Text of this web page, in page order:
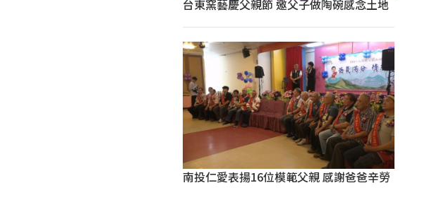
台東窯藝慶父親節 邀父子做陶碗感念土地
南投仁愛表揚16位模範父親 感謝爸爸辛勞